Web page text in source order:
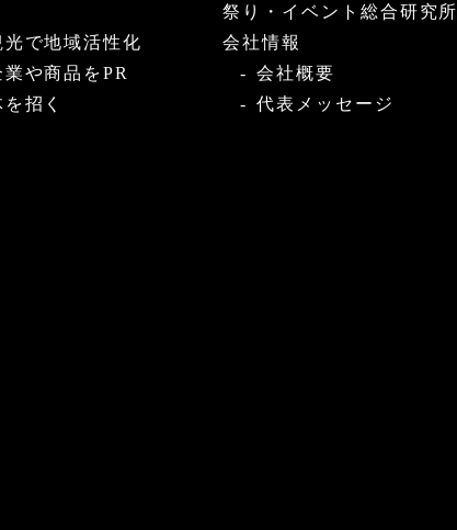
で地域活性化
や商品をPR
招く
祭り・イベント総合研究所
会社情報
会社概要
代表メッセージ